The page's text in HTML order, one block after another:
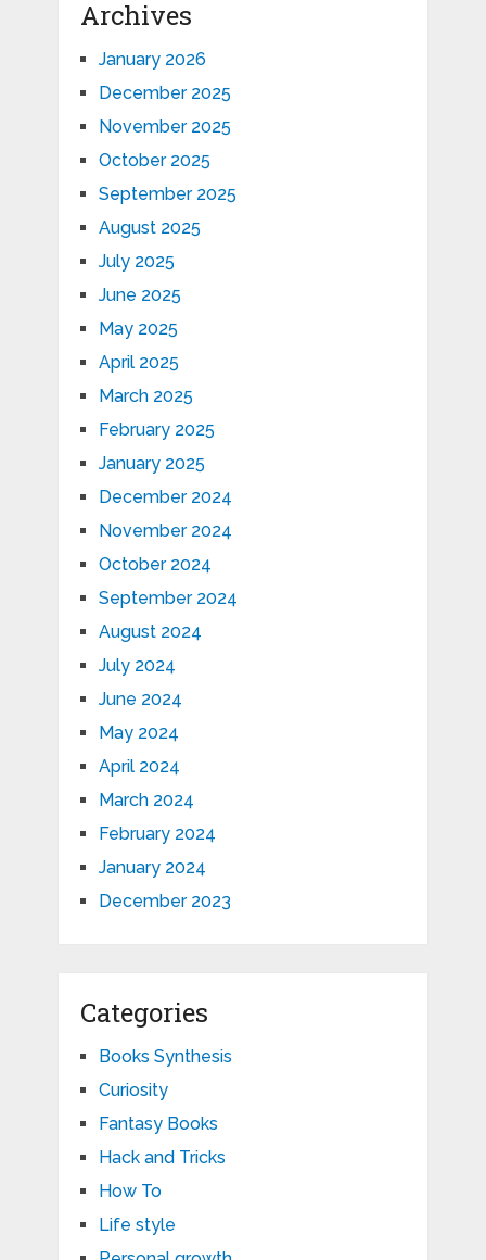
Archives
January 2026
December 2025
November 2025
October 2025
September 2025
August 2025
July 2025
June 2025
May 2025
April 2025
March 2025
February 2025
January 2025
December 2024
November 2024
October 2024
September 2024
August 2024
July 2024
June 2024
May 2024
April 2024
March 2024
February 2024
January 2024
December 2023
Categories
Books Synthesis
Curiosity
Fantasy Books
Hack and Tricks
How To
Life style